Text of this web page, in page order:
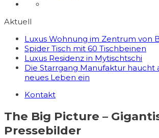
Aktuell
Luxus Wohnung im Zentrum von
Spider Tisch mit 60 Tischbeinen
Luxus Residenz in Mytischtschi
Die Starrgang Manufaktur haucht
neues Leben ein
Kontakt
The Big Picture –
Pressebilder